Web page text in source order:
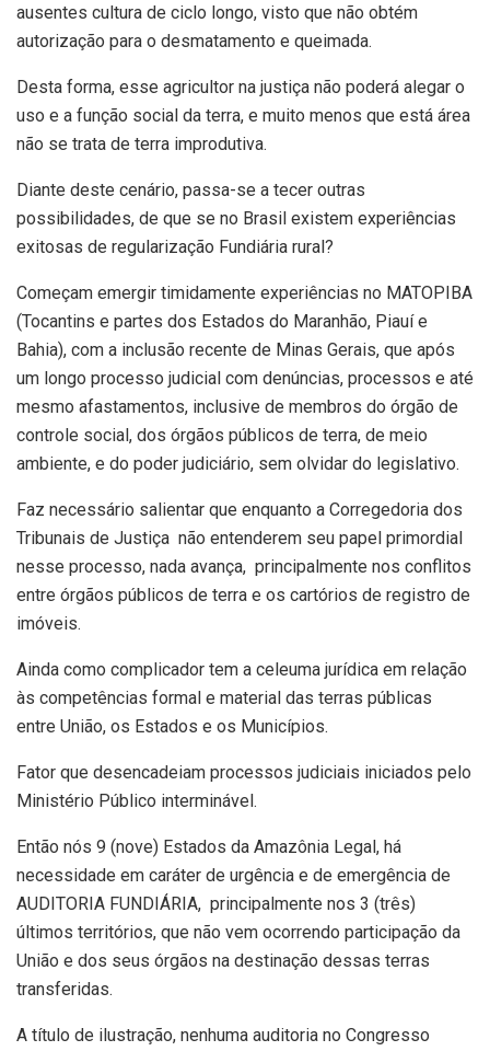
ausentes cultura de ciclo longo, visto que não obtém
autorização para o desmatamento e queimada.
Desta forma, esse agricultor na justiça não poderá alegar o
uso e a função social da terra, e muito menos que está área
não se trata de terra improdutiva.
Diante deste cenário, passa-se a tecer outras
possibilidades, de que se no Brasil existem experiências
exitosas de regularização Fundiária rural?
Começam emergir timidamente experiências no MATOPIBA
(Tocantins e partes dos Estados do Maranhão, Piauí e
Bahia), com a inclusão recente de Minas Gerais, que após
um longo processo judicial com denúncias, processos e até
mesmo afastamentos, inclusive de membros do órgão de
controle social, dos órgãos públicos de terra, de meio
ambiente, e do poder judiciário, sem olvidar do legislativo.
Faz necessário salientar que enquanto a Corregedoria dos
Tribunais de Justiça não entenderem seu papel primordial
nesse processo, nada avança, principalmente nos conflitos
entre órgãos públicos de terra e os cartórios de registro de
imóveis.
Ainda como complicador tem a celeuma jurídica em relação
às competências formal e material das terras públicas
entre União, os Estados e os Municípios.
Fator que desencadeiam processos judiciais iniciados pelo
Ministério Público interminável.
Então nós 9 (nove) Estados da Amazônia Legal, há
necessidade em caráter de urgência e de emergência de
AUDITORIA FUNDIÁRIA, principalmente nos 3 (três)
últimos territórios, que não vem ocorrendo participação da
União e dos seus órgãos na destinação dessas terras
transferidas.
A título de ilustração, nenhuma auditoria no Congresso